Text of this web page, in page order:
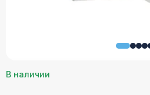
В наличии